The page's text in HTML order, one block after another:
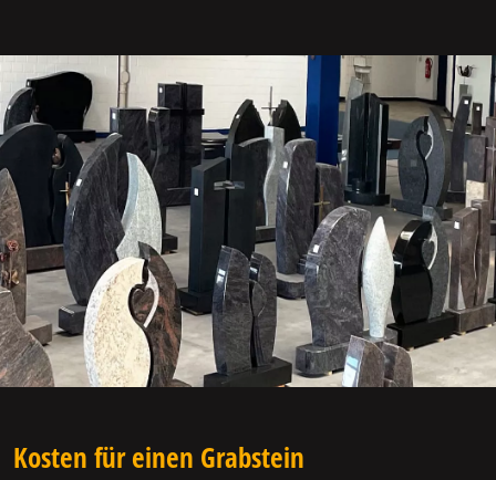
Kosten für einen Grabstein